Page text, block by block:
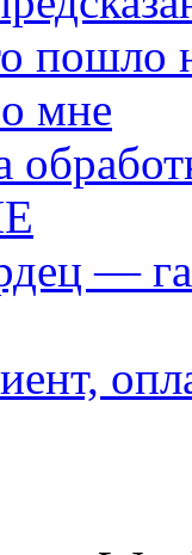
пошло
мне
—